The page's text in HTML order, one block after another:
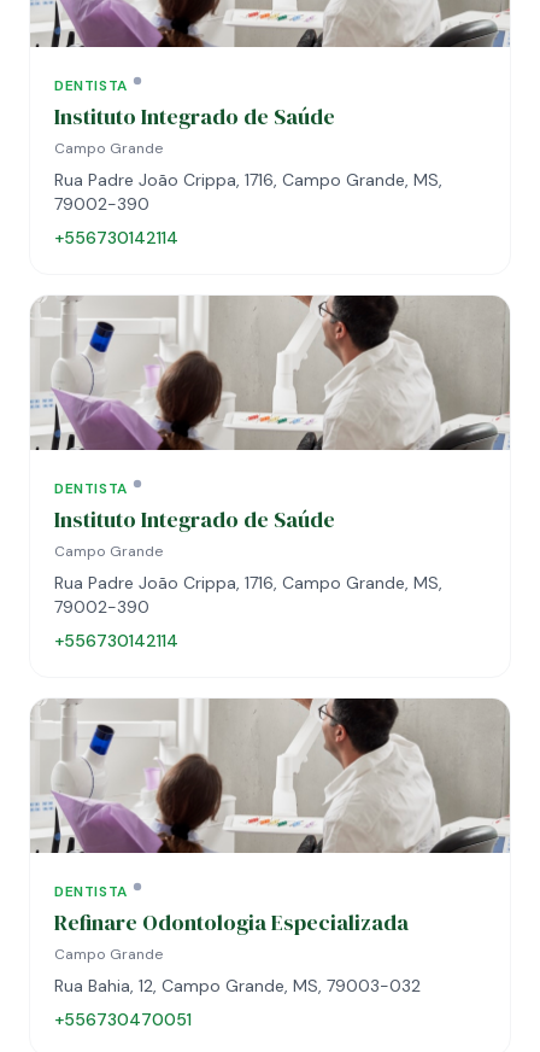
DENTISTA
Instituto Integrado de Saúde
Campo Grande
Rua Padre João Crippa, 1716, Campo Grande, MS,
79002-390
+556730142114
DENTISTA
Instituto Integrado de Saúde
Campo Grande
Rua Padre João Crippa, 1716, Campo Grande, MS,
79002-390
+556730142114
DENTISTA
Refinare Odontologia Especializada
Campo Grande
Rua Bahia, 12, Campo Grande, MS, 79003-032
+556730470051